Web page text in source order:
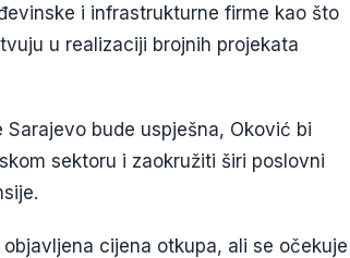
i infrastrukturne firme kao što
u realizaciji brojnih projekata
bude uspješna, Oković bi
sektoru i zaokružiti širi poslovni
cijena otkupa, ali se očekuje